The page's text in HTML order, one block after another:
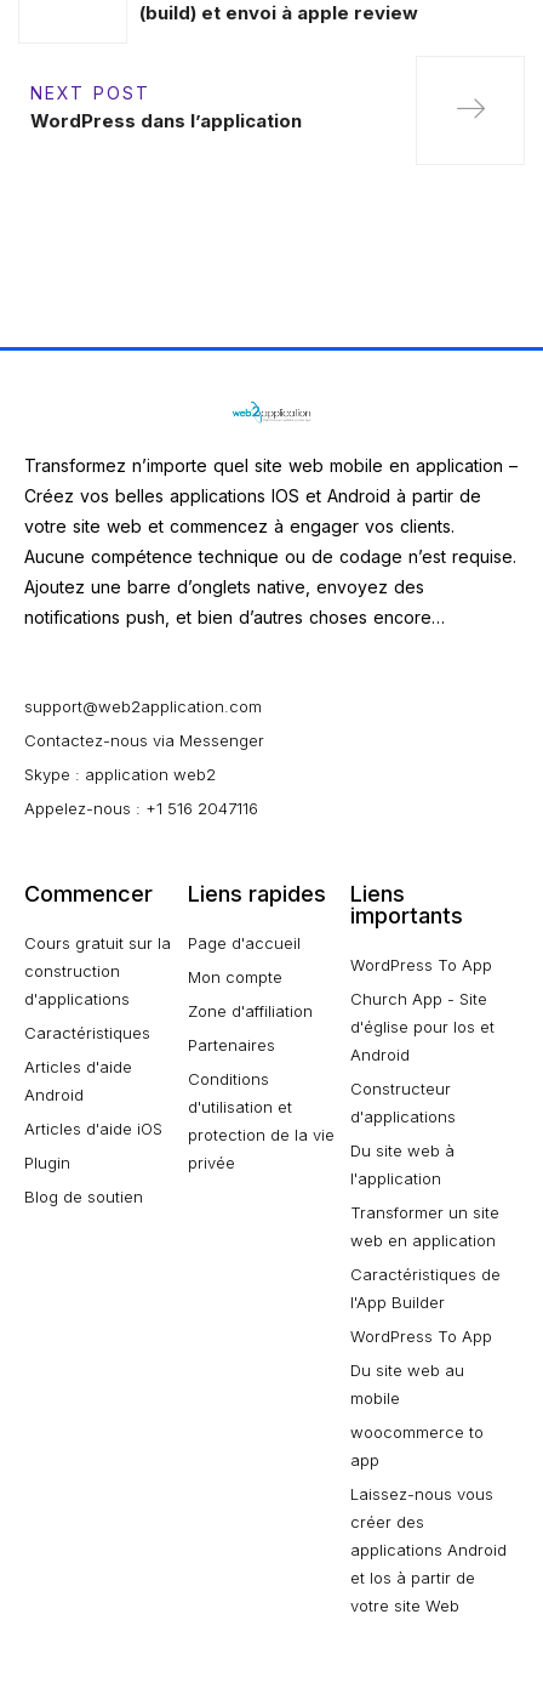
(build) et envoi à apple review
NEXT POST
WordPress dans l’application
Transformez n’importe quel site web mobile en application –
Créez vos belles applications IOS et Android à partir de
votre site web et commencez à engager vos clients.
Aucune compétence technique ou de codage n’est requise.
Ajoutez une barre d’onglets native, envoyez des
notifications push, et bien d’autres choses encore…
support@web2application.com
Contactez-nous via Messenger
Skype : application web2
Appelez-nous : +1 516 2047116
Commencer
Cours gratuit sur la
construction
d'applications
Caractéristiques
Articles d'aide
Android
Articles d'aide iOS
Plugin
Blog de soutien
Liens rapides
Page d'accueil
Mon compte
Zone d'affiliation
Partenaires
Conditions
d'utilisation et
protection de la vie
privée
Liens
importants
WordPress To App
Church App - Site
d'église pour Ios et
Android
Constructeur
d'applications
Du site web à
l'application
Transformer un site
web en application
Caractéristiques de
l'App Builder
WordPress To App
Du site web au
mobile
woocommerce to
app
Laissez-nous vous
créer des
applications Android
et Ios à partir de
votre site Web